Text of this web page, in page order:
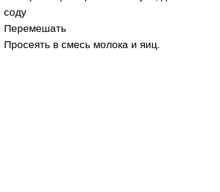
соду
Перемешать
Просеять в смесь молока и яиц.